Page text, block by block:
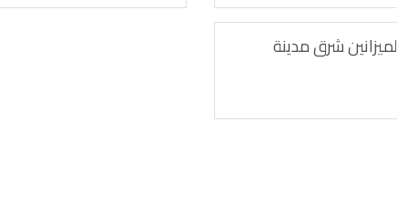
شرق مدينة